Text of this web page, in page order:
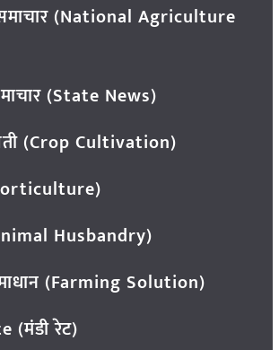
समाचार (National Agriculture
(State News)
(Crop Cultivation)
Husbandry)
(Farming Solution)
(मंडी रेट)